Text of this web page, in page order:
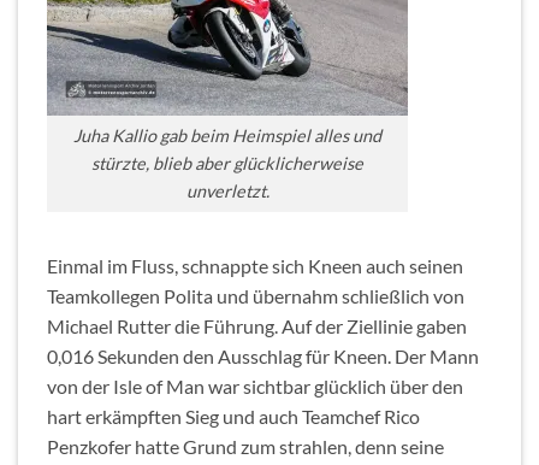
Juha Kallio gab beim Heimspiel alles und
stürzte, blieb aber glücklicherweise
unverletzt.
Einmal im Fluss, schnappte sich Kneen auch seinen
Teamkollegen Polita und übernahm schließlich von
Michael Rutter die Führung. Auf der Ziellinie gaben
0,016 Sekunden den Ausschlag für Kneen. Der Mann
von der Isle of Man war sichtbar glücklich über den
hart erkämpften Sieg und auch Teamchef Rico
Penzkofer hatte Grund zum strahlen, denn seine